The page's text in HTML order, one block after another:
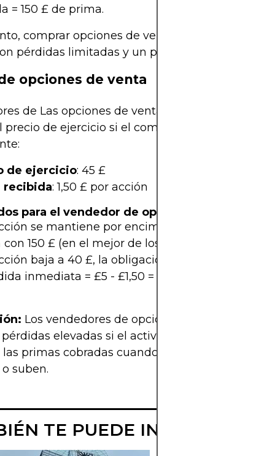
= 150 £ de prima.
comprar opciones de venta representa una
pérdidas limitadas y un potencial alcista
opciones de venta
de Las opciones de venta (puts) acuerdan
precio de ejercicio si el comprador la ejerce.
de ejercicio: 45 £
recibida: 1,50 £ por acción
para el vendedor de opciones de venta
se mantiene por encima de 45 £, el
150 £ (en el mejor de los casos).
baja a 40 £, la obligación es comprar la
inmediata = £5 - £1,50 = £3,50 por acción, o
Los vendedores de opciones de venta se
elevadas si el activo cae bruscamente,
primas cobradas cuando los precios se
suben.
TE PUEDE INTERESAR